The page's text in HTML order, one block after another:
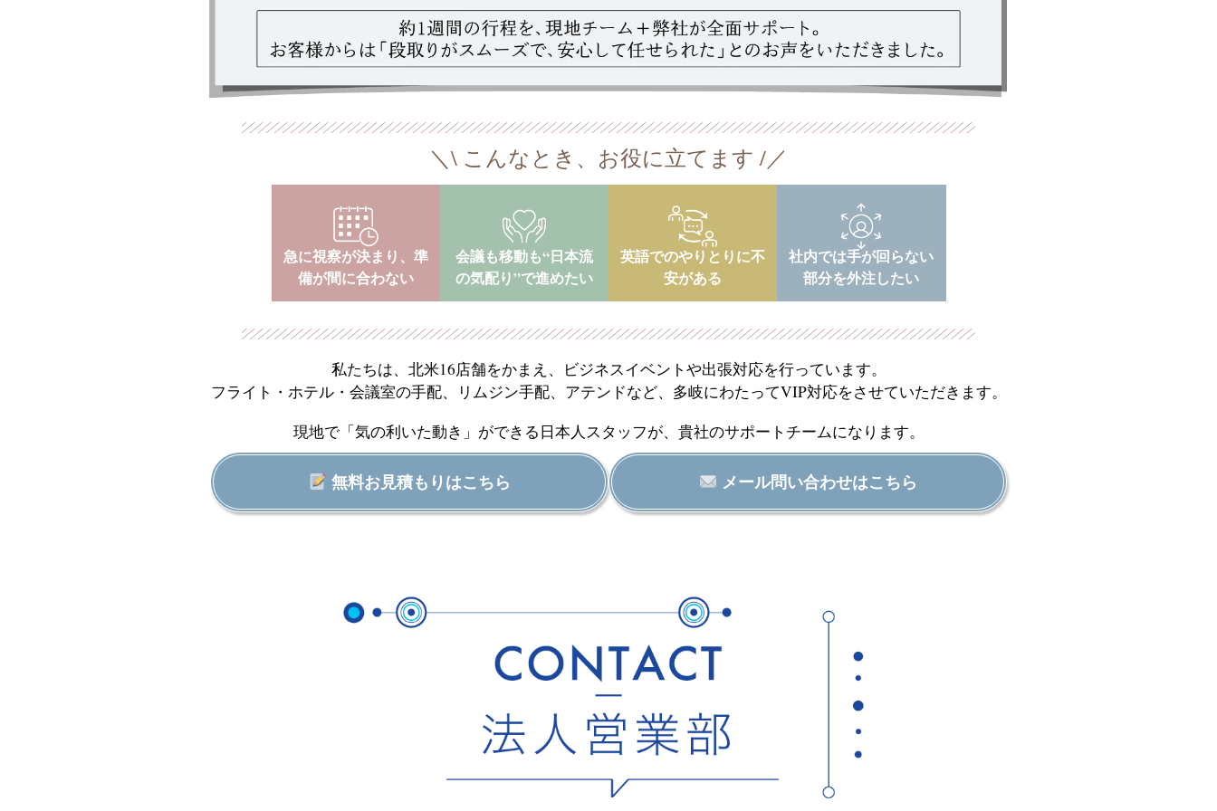
＼\ こんなとき、お役に立てます /／
急に視察が決まり、準
備が間に合わない
会議も移動も“日本流
の気配り”で進めたい
英語でのやりとりに不
安がある
社内では手が回らない
部分を外注したい
私たちは、北米16店舗をかまえ、ビジネスイベントや出張対応を行っています。
フライト・ホテル・会議室の手配、リムジン手配、アテンドなど、多岐にわたってVIP対応をさせていただきます。
現地で「気の利いた動き」ができる日本人スタッフが、貴社のサポートチームになります。
無料お見積もりはこちら メール問い合わせはこちら